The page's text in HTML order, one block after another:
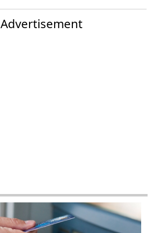
Advertisement